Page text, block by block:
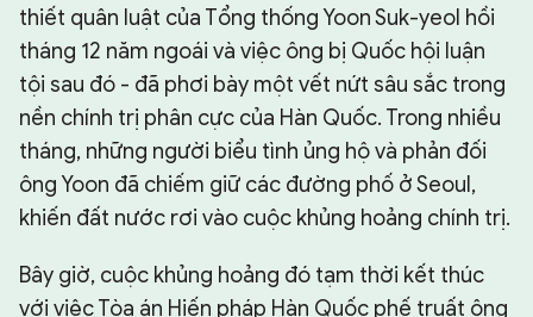
thiết quân luật của Tổng thống Yoon Suk-yeol hồi
tháng 12 năm ngoái và việc ông bị Quốc hội luận
tội sau đó - đã phơi bày một vết nứt sâu sắc trong
nền chính trị phân cực của Hàn Quốc. Trong nhiều
tháng, những người biểu tình ủng hộ và phản đối
ông Yoon đã chiếm giữ các đường phố ở Seoul,
khiến đất nước rơi vào cuộc khủng hoảng chính trị.
Bây giờ, cuộc khủng hoảng đó tạm thời kết thúc
với việc Tòa án Hiến pháp Hàn Quốc phế truất ông